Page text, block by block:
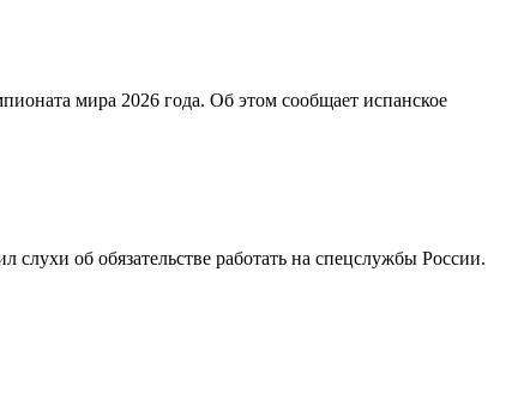
мира 2026 года. Об этом сообщает испанское
об обязательстве работать на спецслужбы России.